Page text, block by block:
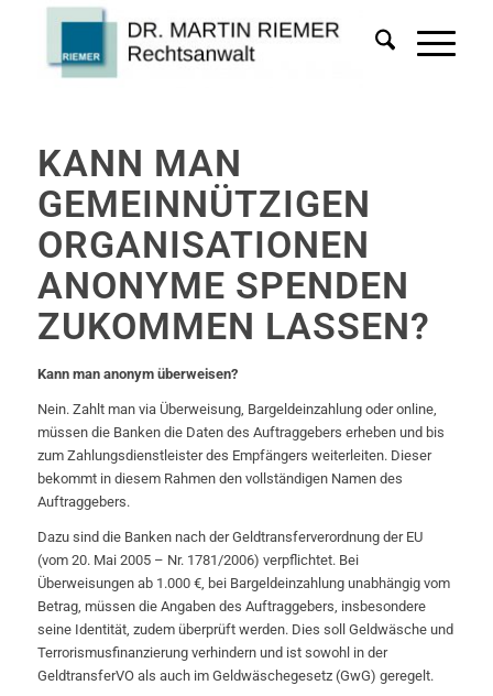
KANN MAN
GEMEINNÜTZIGEN
ORGANISATIONEN
ANONYME SPENDEN
ZUKOMMEN LASSEN?
Kann man anonym überweisen?
Nein. Zahlt man via Überweisung, Bargeldeinzahlung oder online,
müssen die Banken die Daten des Auftraggebers erheben und bis
zum Zahlungsdienstleister des Empfängers weiterleiten. Dieser
bekommt in diesem Rahmen den vollständigen Namen des
Auftraggebers.
Dazu sind die Banken nach der Geldtransferverordnung der EU
(vom 20. Mai 2005 – Nr. 1781/2006) verpflichtet. Bei
Überweisungen ab 1.000 €, bei Bargeldeinzahlung unabhängig vom
Betrag, müssen die Angaben des Auftraggebers, insbesondere
seine Identität, zudem überprüft werden. Dies soll Geldwäsche und
Terrorismusfinanzierung verhindern und ist sowohl in der
GeldtransferVO als auch im Geldwäschegesetz (GwG) geregelt.